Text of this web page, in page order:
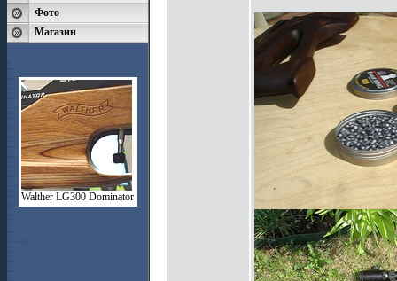
Фото
Магазин
Walther LG300 Dominator